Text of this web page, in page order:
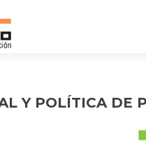
Y POLÍTICA DE